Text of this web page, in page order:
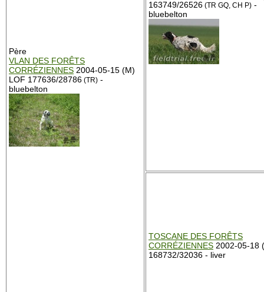
Père
VLAN DES FORÊTS
CORRÉZIENNES 2004-05-15 (M)
LOF 177636/28786 (TR) -
bluebelton
163749/26526 (TR GQ, CH P) -
bluebelton
TOSCANE DES FORÊTS
CORRÉZIENNES 2002-05-18
168732/32036 - liver